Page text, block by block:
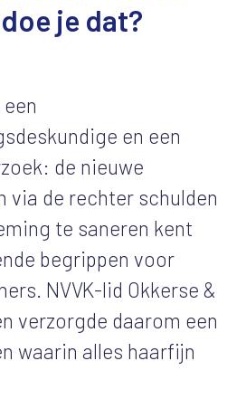
je dat?
en een
de nieuwe
via de rechter schulden
te saneren kent
begrippen voor
NVVK-lid Okkerse &
verzorgde daarom een
waarin alles haarfijn